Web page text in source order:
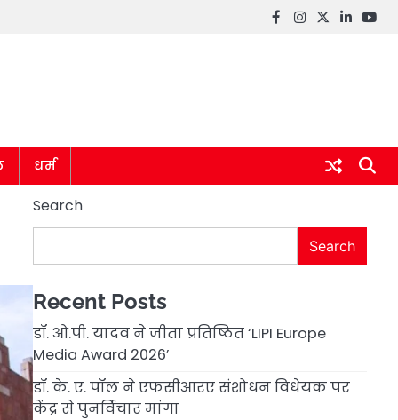
Facebook
instagram
twitter
linkedin
धर्म
Search
Search
Recent Posts
डॉ. ओ.पी. यादव ने जीता प्रतिष्ठित ‘LIPI Europe
Media Award 2026’
डॉ. के. ए. पॉल ने एफसीआरए संशोधन विधेयक पर
केंद्र से पुनर्विचार मांगा